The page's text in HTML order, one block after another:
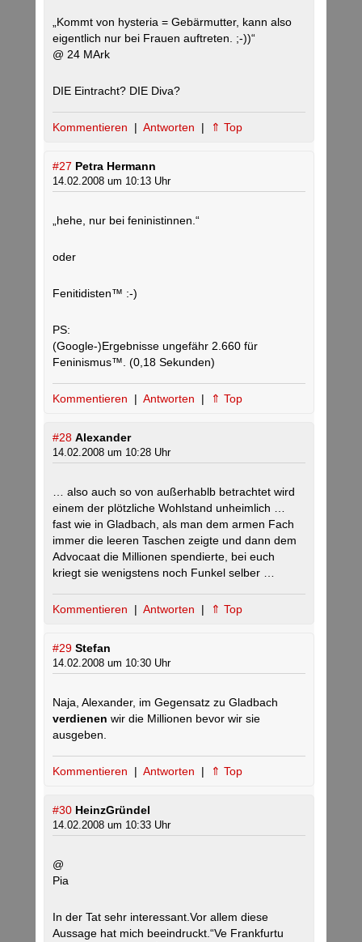
„Kommt von hysteria = Gebärmutter, kann also
eigentlich nur bei Frauen auftreten. ;-))“
@ 24 MArk
DIE Eintracht? DIE Diva?
Kommentieren | Antworten | ⇑ Top
#27 Petra Hermann
14.02.2008 um 10:13 Uhr
„hehe, nur bei feninistinnen.“
oder
Fenitidisten™ :-)
PS:
(Google-)Ergebnisse ungefähr 2.660 für
Feninismus™. (0,18 Sekunden)
Kommentieren | Antworten | ⇑ Top
#28 Alexander
14.02.2008 um 10:28 Uhr
… also auch so von außerhablb betrachtet wird
einem der plötzliche Wohlstand unheimlich …
fast wie in Gladbach, als man dem armen Fach
immer die leeren Taschen zeigte und dann dem
Advocaat die Millionen spendierte, bei euch
kriegt sie wenigstens noch Funkel selber …
Kommentieren | Antworten | ⇑ Top
#29 Stefan
14.02.2008 um 10:30 Uhr
Naja, Alexander, im Gegensatz zu Gladbach
verdienen wir die Millionen bevor wir sie
ausgeben.
Kommentieren | Antworten | ⇑ Top
#30 HeinzGründel
14.02.2008 um 10:33 Uhr
@
Pia
In der Tat sehr interessant.Vor allem diese
Aussage hat mich beeindruckt.“Ve Frankfurtu